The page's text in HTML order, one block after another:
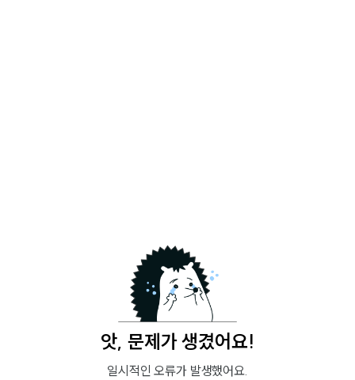
앗, 문제가 생겼어요!
일시적인 오류가 발생했어요.